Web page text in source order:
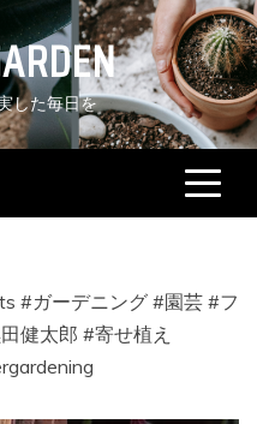
した毎日を
#ガーデニング #園芸 #フ
健太郎 #寄せ植え